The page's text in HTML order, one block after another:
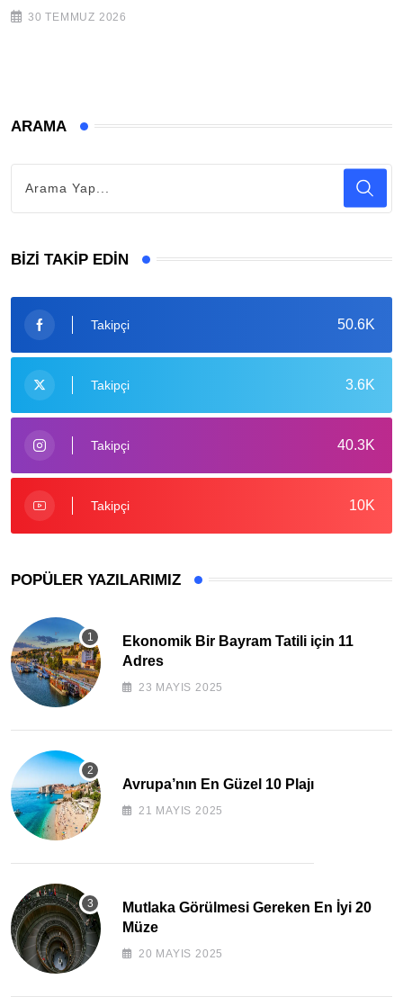
30 TEMMUZ 2026
ARAMA
BIZI TAKIP EDIN
50.6K
Takipçi
3.6K
Takipçi
40.3K
Takipçi
10K
Takipçi
POPÜLER YAZILARIMIZ
Ekonomik Bir Bayram Tatili için 11
Adres
23 MAYIS 2025
Avrupa’nın En Güzel 10 Plajı
21 MAYIS 2025
Mutlaka Görülmesi Gereken En İyi 20
Müze
20 MAYIS 2025